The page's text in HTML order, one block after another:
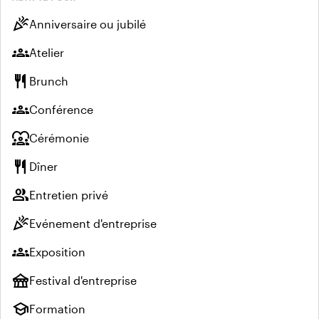
celebrationAnniversaire ou jubilé
groupsAtelier
restaurant Brunch
groupsConférence
diversity_1Cérémonie
restaurant Dîner
groupEntretien privé
celebrationEvénement d'entreprise
groupsExposition
festivalFestival d'entreprise
schoolFormation